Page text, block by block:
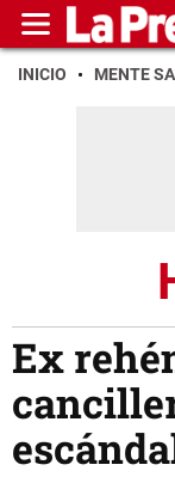
INICIO MENTE
Ex